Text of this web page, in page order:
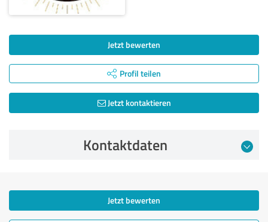
Jetzt bewerten
Profil teilen
Jetzt kontaktieren
Kontaktdaten
Jetzt bewerten